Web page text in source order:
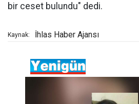
bir ceset bulundu" dedi.
Kaynak: İhlas Haber Ajansı